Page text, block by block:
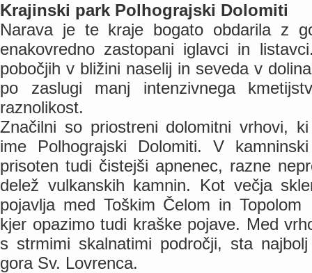
Krajinski park Polhograjski Dolomiti
Narava je te kraje bogato obdarila z
enakovredno zastopani iglavci in
pobočjih v bližini naselij in seveda v
po zaslugi manj intenzivnega
raznolikost.
Značilni so priostreni dolomitni vrhovi,
ime Polhograjski Dolomiti. V
prisoten tudi čistejši apnenec, razne
delež vulkanskih kamnin. Kot večja
pojavlja med Toškim Čelom in Topolom
kjer opazimo tudi kraške pojave. Med
s strmimi skalnatimi področji, sta
gora Sv. Lovrenca.